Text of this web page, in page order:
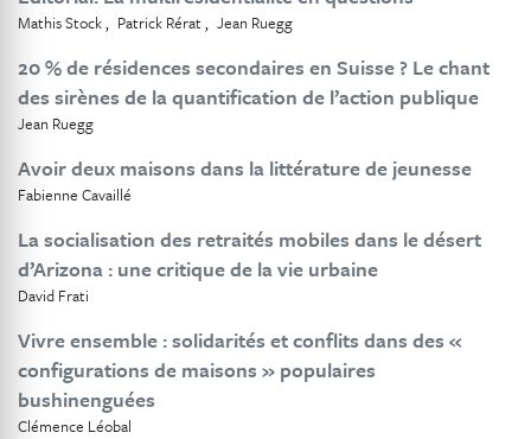
Mathis Stock Patrick Rérat Jean Ruegg
20 % de résidences secondaires en Suisse ? Le chant
des sirènes de la quantification de l’action publique
Jean Ruegg
Avoir deux maisons dans la littérature de jeunesse
Fabienne Cavaillé
La socialisation des retraités mobiles dans le désert
d’Arizona : une critique de la vie urbaine
David Frati
Vivre ensemble : solidarités et conflits dans des «
configurations de maisons » populaires
bushinenguées
Clémence Léobal